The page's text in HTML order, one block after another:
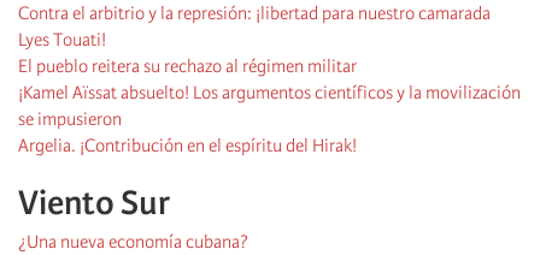
Contra el arbitrio y la represión: ¡libertad para nuestro camarada
Lyes Touati!
El pueblo reitera su rechazo al régimen militar
¡Kamel Aïssat absuelto! Los argumentos científicos y la movilización
se impusieron
Argelia. ¡Contribución en el espíritu del Hirak!
Viento Sur
¿Una nueva economía cubana?